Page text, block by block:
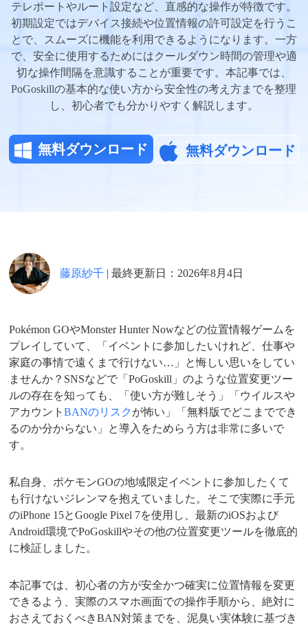
言語選択
テレポートやルート設定など、直感的な操作が特徴です。
初期設定ではデバイス接続や位置情報の許可設定を行うこ
とで、スムーズに機能を利用できるようになります。一方
で、安全に使用するためにはクールダウン時間の管理や適
切な操作間隔を意識することが重要です。本記事では、
PoGoskillの基本的な使い方から安全性の考え方までを整理
し、初心者でも分かりやすく解説します。
無料ダウンロード
無料ダウンロード
藤原紗千 | 最終更新日：2026年8月4日
Pokémon GOやMonster Hunter Nowなどの位置情報ゲームを
プレイしていて、「イベントに参加したいけれど、仕事や
家庭の事情で遠くまで行けない…」と悔しい思いをしてい
ませんか？SNSなどで「PoGoskill」のような位置変更ツー
ルの存在を知っても、「使い方が難しそう」「ウイルスや
アカウントBANのリスク が怖い」「無料版でどこまででき
るのか分からない」と導入をためらう方は非常に多いで
す。
私自身、ポケモンGOの地域限定イベントに参加したくて
も行けないジレンマを抱えていました。そこで実際に手元
のiPhone 15とGoogle Pixel 7を使用し、最新のiOSおよび
Android環境でPoGoskillやその他の位置変更ツールを徹底的
に検証しました。
本記事では、初心者の方が安全かつ確実に位置情報を変更
できるよう、実際のスマホ画面での操作手順から、絶対に
おさえておくべきBAN対策までを、泥臭い実体験に基づき